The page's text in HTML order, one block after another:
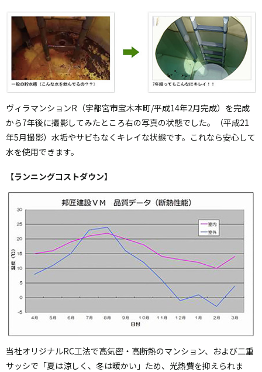
ヴィラマンションR（宇都宮市宝木本町/平成14年2月完成）を完成
から7年後に撮影してみたところ右の写真の状態でした。（平成21
年5月撮影）水垢やサビもなくキレイな状態です。これなら安心して
水を使用できます。
【ランニングコストダウン】
当社オリジナルRC工法で高気密・高断熱のマンション、および二重
サッシで「夏は涼しく、冬は暖かい」ため、光熱費を抑えられま